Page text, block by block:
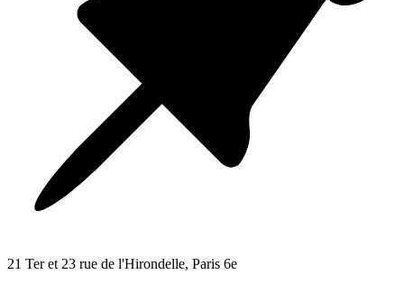
21 Ter et 23 rue de l'Hirondelle, Paris 6e